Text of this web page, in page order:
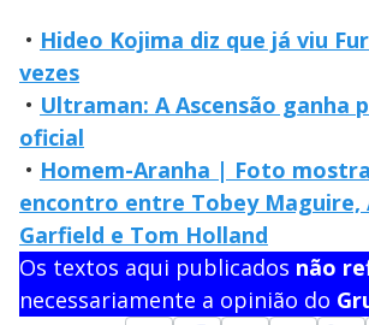
• Hideo Kojima diz que já viu
vezes
• Ultraman: A Ascensão ganha
oficial
• Homem-Aranha | Foto
encontro entre Tobey Maguire,
Garfield e Tom Holland
Os textos aqui publicados não
necessariamente a opinião do